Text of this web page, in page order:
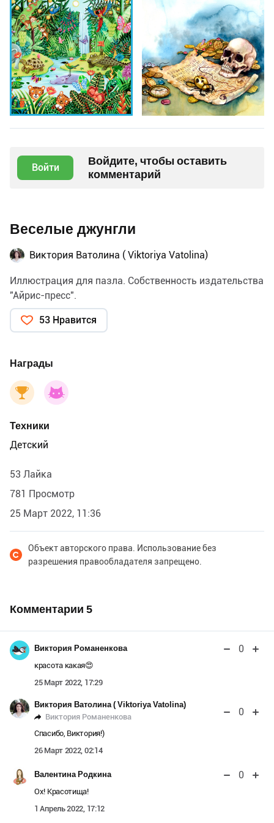
Войти
Войдите, чтобы оставить
комментарий
Веселые джунгли
Виктория Ватолина ( Viktoriya Vatolina)
Иллюстрация для пазла. Собственность издательства
"Айрис-пресс".
53 Нравится
Награды
Техники
Детский
53 Лайка
781 Просмотр
25 Март 2022, 11:36
Объект авторского права. Использование без
разрешения правообладателя запрещено.
Комментарии 5
Виктория Романенкова 0
красота какая😍
25 Март 2022, 17:29
Виктория Ватолина ( Viktoriya Vatolina)
Виктория Романенкова
0
Спасибо, Виктория!)
26 Март 2022, 02:14
Валентина Родкина 0
Ох! Красотища!
1 Апрель 2022, 17:12